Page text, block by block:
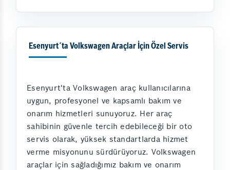
Esenyurt´ta Volkswagen Araçlar İçin Özel Servis
Esenyurt'ta Volkswagen araç kullanıcılarına
uygun, profesyonel ve kapsamlı bakım ve
onarım hizmetleri sunuyoruz. Her araç
sahibinin güvenle tercih edebileceği bir oto
servis olarak, yüksek standartlarda hizmet
verme misyonunu sürdürüyoruz. Volkswagen
araçlar için sağladığımız bakım ve onarım